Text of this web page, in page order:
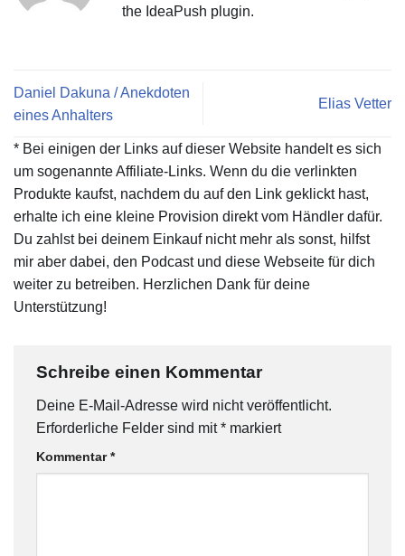
the IdeaPush plugin.
Daniel Dakuna / Anekdoten
eines Anhalters
Elias Vetter
* Bei einigen der Links auf dieser Website handelt es sich
um sogenannte Affiliate-Links. Wenn du die verlinkten
Produkte kaufst, nachdem du auf den Link geklickt hast,
erhalte ich eine kleine Provision direkt vom Händler dafür.
Du zahlst bei deinem Einkauf nicht mehr als sonst, hilfst
mir aber dabei, den Podcast und diese Webseite für dich
weiter zu betreiben. Herzlichen Dank für deine
Unterstützung!
Schreibe einen Kommentar
Deine E-Mail-Adresse wird nicht veröffentlicht.
Erforderliche Felder sind mit* markiert
Kommentar*